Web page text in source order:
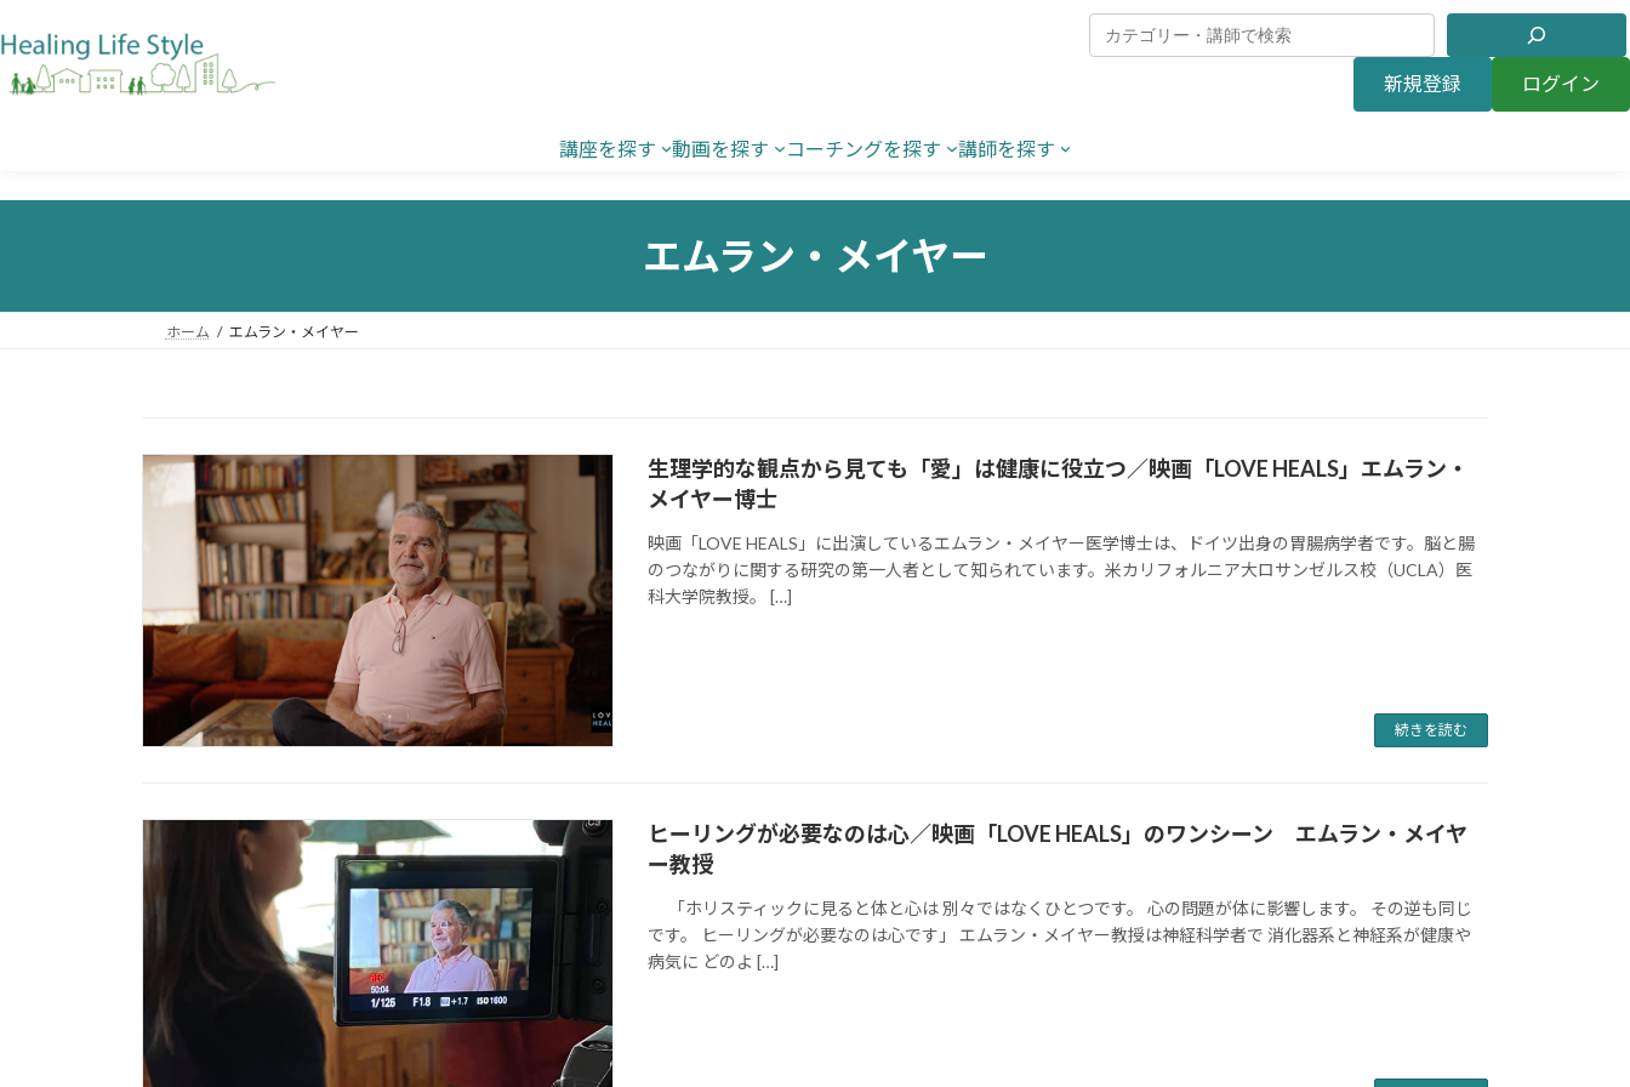
新規登録 ログイン
講座を探す 動画を探す コーチングを探す 講師を探す
エムラン・メイヤー
ホーム エムラン・メイヤー
生理学的な観点から見ても「愛」は健康に役立つ／映画「LOVE HEALS」エムラン・
メイヤー博士
映画「LOVE HEALS」に出演しているエムラン・メイヤー医学博士は、ドイツ出身の胃腸病学者です。脳と腸
のつながりに関する研究の第一人者として知られています。米カリフォルニア大ロサンゼルス校（UCLA）医
科大学院教授。 […]
続きを読む
ヒーリングが必要なのは心／映画「LOVE HEALS」のワンシーン エムラン・メイヤ
ー教授
「ホリスティックに見ると体と心は 別々ではなくひとつです。 心の問題が体に影響します。 その逆も同じ
です。 ヒーリングが必要なのは心です」 エムラン・メイヤー教授は神経科学者で 消化器系と神経系が健康や
病気に どのよ […]